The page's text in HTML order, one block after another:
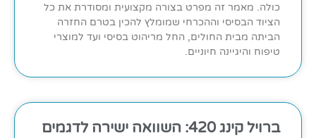
כולה. מאמר זה מפרט בצורה מקצועית ומסודרת את כל
הציוד הבסיסי וההכרחי שמומלץ להכין בטרם החזרה
הביתה מבית החולים, החל מריהוט בסיסי ועד למוצרי
טיפוח והיגיינה חיוניים.
ברויל קינג 420: השוואה ישירה לדגמים